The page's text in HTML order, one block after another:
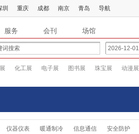
圳 重庆 成都 南京 青岛 导航
服务 会刊 场馆
化工展 电子展 图书展 珠宝展 动漫展
仪器仪表 暖通制冷 信息通信
安全防护